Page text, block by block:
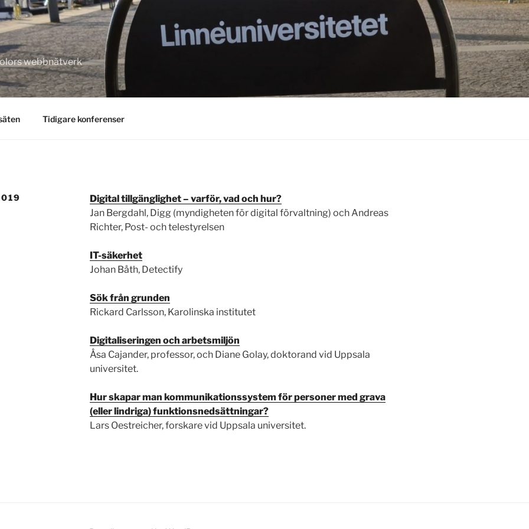
webbnätverk
Tidigare konferenser
Digital tillgänglighet – varför, vad och hur?
Jan Bergdahl, Digg (myndigheten för digital förvaltning) och Andreas
Richter, Post- och telestyrelsen
IT-säkerhet
Johan Båth, Detectify
Sök från grunden
Rickard Carlsson, Karolinska institutet
Digitaliseringen och arbetsmiljön
Åsa Cajander, professor, och Diane Golay, doktorand vid Uppsala
universitet.
Hur skapar man kommunikationssystem för personer med grava
(eller lindriga) funktionsnedsättningar?
Lars Oestreicher, forskare vid Uppsala universitet.